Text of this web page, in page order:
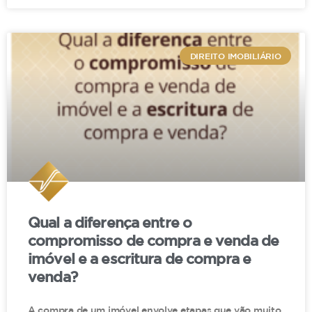
em 17/10/2022, DJe de 19/10/2022.)
Conclusão
A doação em salto pode até parecer uma solução
eficiente no papel, mas, sem o devido cuidado, se
transforma em fonte de insegurança jurídica. O
estruturas antes toleradas tendem a ser cada vez
mais questionadas.
DIREITO IMOBILIÁRIO
Qual a diferença entre o
compromisso de compra e venda de
imóvel e a escritura de compra e
venda?